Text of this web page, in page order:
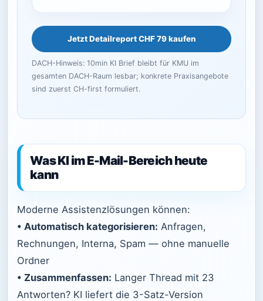
Jetzt Detailreport CHF 79 kaufen
DACH-Hinweis: 10min KI Brief bleibt für KMU im
gesamten DACH-Raum lesbar; konkrete Praxisangebote
sind zuerst CH-first formuliert.
Was KI im E-Mail-Bereich heute
kann
Moderne Assistenzlösungen können:
• Automatisch kategorisieren: Anfragen,
Rechnungen, Interna, Spam — ohne manuelle
Ordner
• Zusammenfassen: Langer Thread mit 23
Antworten? KI liefert die 3-Satz-Version